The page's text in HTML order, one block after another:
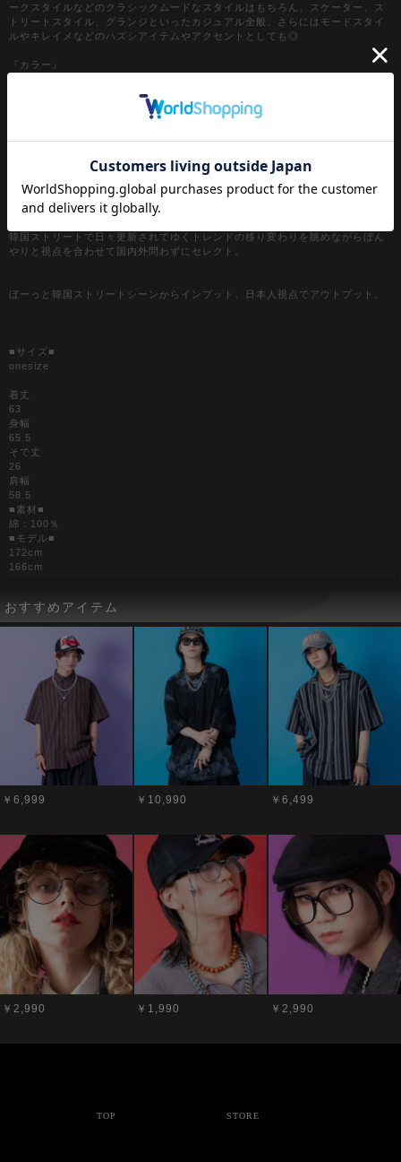
ークスタイルなどのクラシックムードなスタイルはもちろん、スケーター、ス
トリートスタイル、グランジといったカジュアル全般、さらにはモードスタイ
ルやキレイメなどのハズシアイテムやアクセントとしても◎
『カラー』
a point of view...
[日本人の視点]からセレクトする『韓国ストリートファッション』がコンセプ
ト。
韓国ストリートで日々更新されてゆくトレンドの移り変わりを眺めながらぼん
やりと視点を合わせて国内外問わずにセレクト。
ぼーっと韓国ストリートシーンからインプット、日本人視点でアウトプット。
■サイズ■
onesize
着丈
63
身幅
65.5
そで丈
26
肩幅
58.5
■素材■
綿：100％
■モデル■
172cm
166cm
おすすめアイテム
￥6,999 ￥10,990 ￥6,499
￥2,990 ￥1,990 ￥2,990
TOP STORE